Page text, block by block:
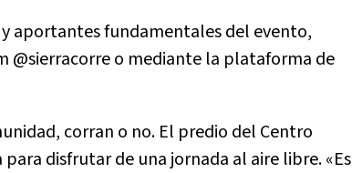
y aportantes fundamentales del evento,
@sierracorre o mediante la plataforma de
corran o no. El predio del Centro
disfrutar de una jornada al aire libre. «Es